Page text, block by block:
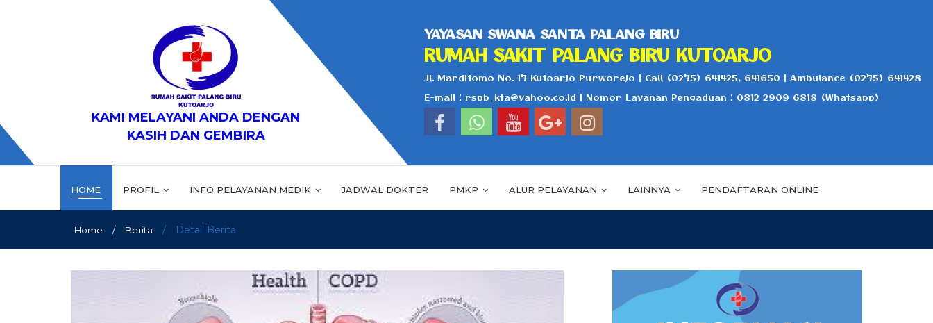
KAMI MELAYANI ANDA DENGAN
KASIH DAN GEMBIRA
YAYASAN SWANA SANTA PALANG BIRU
RUMAH SAKIT PALANG BIRU KUTOARJO
Jl. Marditomo No. 17 Kutoarjo Purworejo | Call (0275) 641425, 641650 | Ambulance (0275) 641428
E-mail : rspb_kta@yahoo.co.id | Nomor Layanan Pengaduan : 0812 2909 6818 (Whatsapp)
HOME PROFIL INFO PELAYANAN MEDIK JADWAL DOKTER PMKP ALUR PELAYANAN LAINNYA PENDAFTARAN ONLINE
Home / Berita / Detail Berita